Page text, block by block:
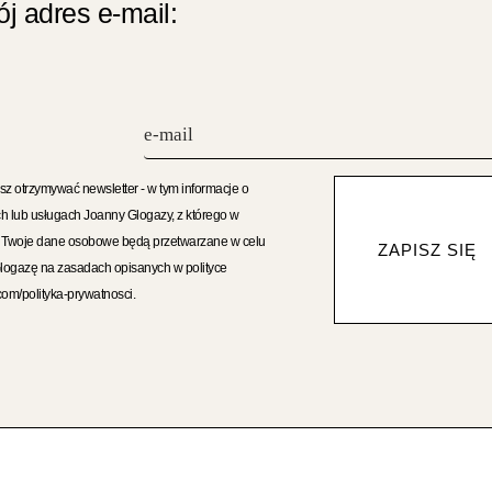
adres e-mail:
otrzymywać newsletter - w tym informacje o
lub usługach Joanny Glogazy, z którego w
dane osobowe będą przetwarzane w celu
na zasadach opisanych w polityce
polityka-prywatnosci.
ZAPISZ SIĘ